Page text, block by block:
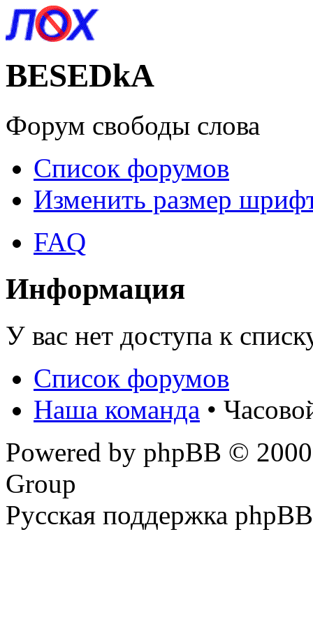
BESEDkA
Форум свободы слова
Список форумов
Изменить размер
FAQ
Информация
У вас нет доступа к
Список форумов
Наша команда •
Powered by phpBB ©
Group
Русская поддержка phpBB